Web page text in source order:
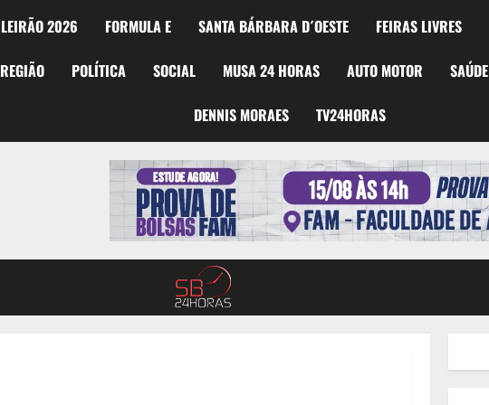
2026 FORMULA E SANTA BÁRBARA D´OESTE FEIRAS LIVRES
REGIÃO POLÍTICA SOCIAL MUSA 24 HORAS AUTO MOTOR SAÚDE
DENNIS MORAES TV24HORAS